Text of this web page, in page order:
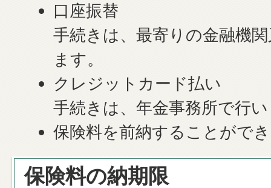
口座振替
手続きは、最寄りの金融機
ます。
クレジットカード払い
手続きは、年金事務所で行
保険料を前納することがで
保険料の納期限